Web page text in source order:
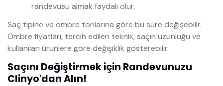
randevusu almak faydalı olur.
Saç tipine ve ombre tonlarına göre bu süre değişebilir.
Ombre fiyatları, tercih edilen teknik, saçın uzunluğu ve
kullanılan ürünlere göre değişiklik gösterebilir.
Saçını Değiştirmek için Randevunuzu
Clinyo'dan Alın!